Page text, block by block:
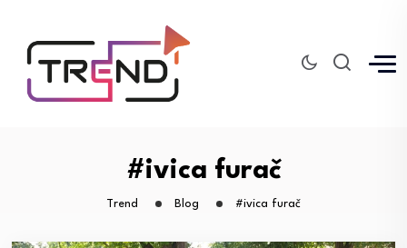
#ivica furač
Trend Blog #ivica furač